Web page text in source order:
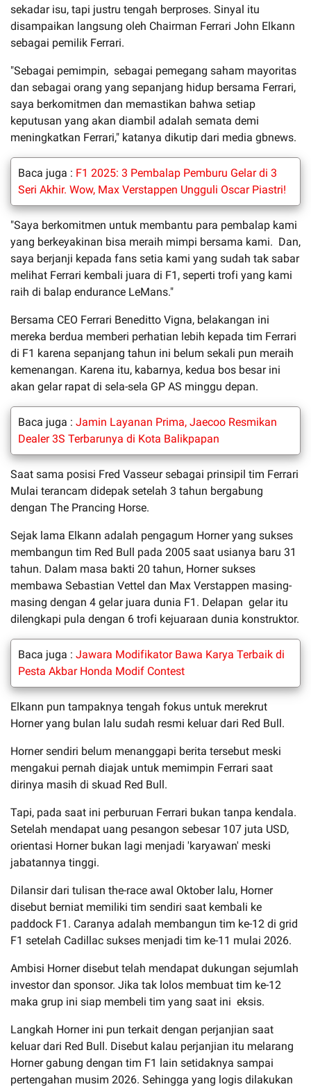
sekadar isu, tapi justru tengah berproses. Sinyal itu
disampaikan langsung oleh Chairman Ferrari John Elkann
sebagai pemilik Ferrari.
"Sebagai pemimpin, sebagai pemegang saham mayoritas
dan sebagai orang yang sepanjang hidup bersama Ferrari,
saya berkomitmen dan memastikan bahwa setiap
keputusan yang akan diambil adalah semata demi
meningkatkan Ferrari," katanya dikutip dari media gbnews.
Baca juga : F1 2025: 3 Pembalap Pemburu Gelar di 3
Seri Akhir. Wow, Max Verstappen Ungguli Oscar Piastri!
"Saya berkomitmen untuk membantu para pembalap kami
yang berkeyakinan bisa meraih mimpi bersama kami. Dan,
saya berjanji kepada fans setia kami yang sudah tak sabar
melihat Ferrari kembali juara di F1, seperti trofi yang kami
raih di balap endurance LeMans."
Bersama CEO Ferrari Beneditto Vigna, belakangan ini
mereka berdua memberi perhatian lebih kepada tim Ferrari
di F1 karena sepanjang tahun ini belum sekali pun meraih
kemenangan. Karena itu, kabarnya, kedua bos besar ini
akan gelar rapat di sela-sela GP AS minggu depan.
Baca juga : Jamin Layanan Prima, Jaecoo Resmikan
Dealer 3S Terbarunya di Kota Balikpapan
Saat sama posisi Fred Vasseur sebagai prinsipil tim Ferrari
Mulai terancam didepak setelah 3 tahun bergabung
dengan The Prancing Horse.
Sejak lama Elkann adalah pengagum Horner yang sukses
membangun tim Red Bull pada 2005 saat usianya baru 31
tahun. Dalam masa bakti 20 tahun, Horner sukses
membawa Sebastian Vettel dan Max Verstappen masing-
masing dengan 4 gelar juara dunia F1. Delapan gelar itu
dilengkapi pula dengan 6 trofi kejuaraan dunia konstruktor.
Baca juga : Jawara Modifikator Bawa Karya Terbaik di
Pesta Akbar Honda Modif Contest
Elkann pun tampaknya tengah fokus untuk merekrut
Horner yang bulan lalu sudah resmi keluar dari Red Bull.
Horner sendiri belum menanggapi berita tersebut meski
mengakui pernah diajak untuk memimpin Ferrari saat
dirinya masih di skuad Red Bull.
Tapi, pada saat ini perburuan Ferrari bukan tanpa kendala.
Setelah mendapat uang pesangon sebesar 107 juta USD,
orientasi Horner bukan lagi menjadi 'karyawan' meski
jabatannya tinggi.
Dilansir dari tulisan the-race awal Oktober lalu, Horner
disebut berniat memiliki tim sendiri saat kembali ke
paddock F1. Caranya adalah membangun tim ke-12 di grid
F1 setelah Cadillac sukses menjadi tim ke-11 mulai 2026.
Ambisi Horner disebut telah mendapat dukungan sejumlah
investor dan sponsor. Jika tak lolos membuat tim ke-12
maka grup ini siap membeli tim yang saat ini eksis.
Langkah Horner ini pun terkait dengan perjanjian saat
keluar dari Red Bull. Disebut kalau perjanjian itu melarang
Horner gabung dengan tim F1 lain setidaknya sampai
pertengahan musim 2026. Sehingga yang logis dilakukan